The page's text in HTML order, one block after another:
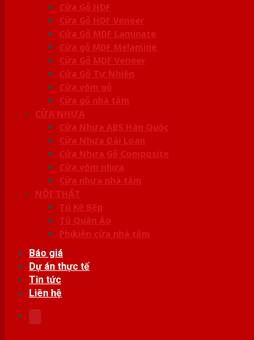
Cửa Gỗ HDF
Cửa Gỗ HDF Veneer
Cửa Gỗ MDF Laminate
Cửa gỗ MDF Melamine
Cửa Gỗ MDF Veneer
Cửa Gỗ Tự Nhiên
Cửa vòm gỗ
Cửa gỗ nhà tắm
CỬA NHỰA
Cửa Nhựa ABS Hàn Quốc
Cửa Nhựa Đài Loan
Cửa Nhựa Gỗ Composite
Cửa vòm nhựa
Cửa nhựa nhà tắm
NỘI THẤT
Tủ Kệ Bếp
Tủ Quần Áo
Phụ kiện cửa nhà tắm
Báo giá
Dự án thực tế
Tin tức
Liên hệ